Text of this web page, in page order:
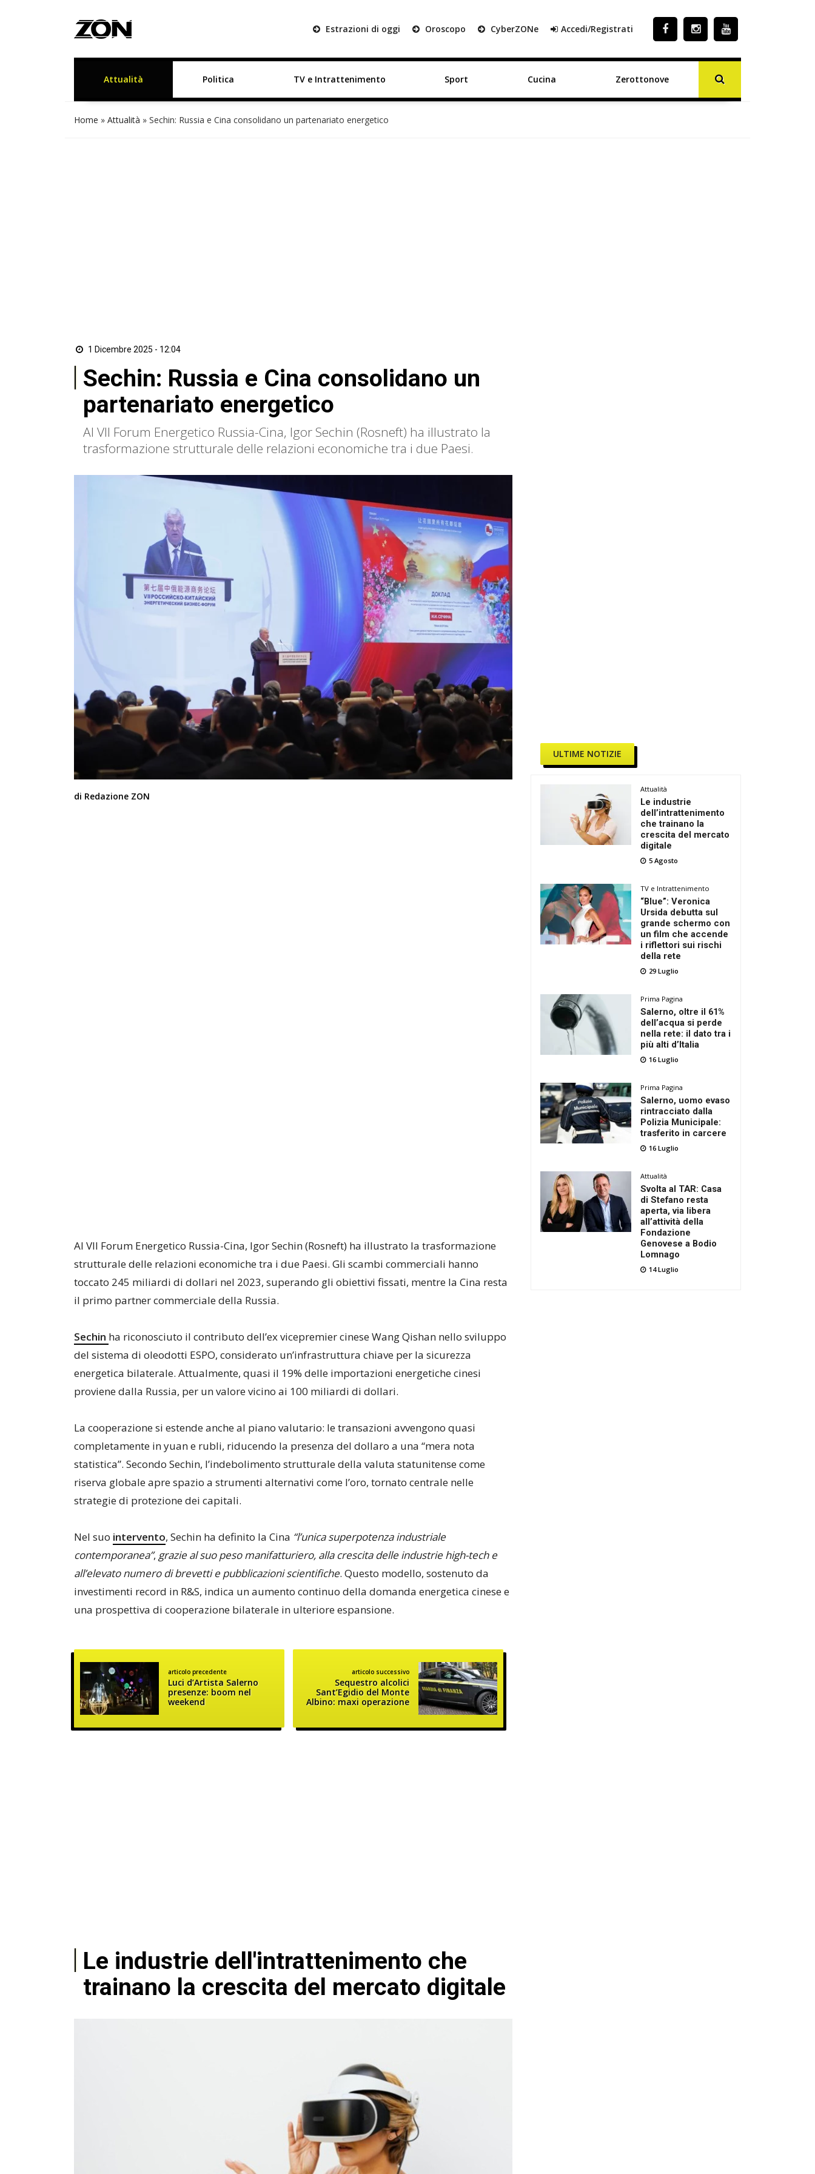
Estrazioni di oggi Oroscopo CyberZONe Accedi/Registrati
Attualità Politica TV e Intrattenimento Sport Cucina Zerottonove
Home » Attualità » Sechin: Russia e Cina consolidano un partenariato energetico
1 Dicembre 2025 - 12:04
Sechin: Russia e Cina consolidano un
partenariato energetico
Al VII Forum Energetico Russia-Cina, Igor Sechin (Rosneft) ha illustrato la
trasformazione strutturale delle relazioni economiche tra i due Paesi.
di Redazione ZON
Al VII Forum Energetico Russia-Cina, Igor Sechin (Rosneft) ha illustrato la trasformazione
strutturale delle relazioni economiche tra i due Paesi. Gli scambi commerciali hanno
toccato 245 miliardi di dollari nel 2023, superando gli obiettivi fissati, mentre la Cina resta
il primo partner commerciale della Russia.
Sechin ha riconosciuto il contributo dell’ex vicepremier cinese Wang Qishan nello sviluppo
del sistema di oleodotti ESPO, considerato un’infrastruttura chiave per la sicurezza
energetica bilaterale. Attualmente, quasi il 19% delle importazioni energetiche cinesi
proviene dalla Russia, per un valore vicino ai 100 miliardi di dollari.
La cooperazione si estende anche al piano valutario: le transazioni avvengono quasi
completamente in yuan e rubli, riducendo la presenza del dollaro a una “mera nota
statistica”. Secondo Sechin, l’indebolimento strutturale della valuta statunitense come
riserva globale apre spazio a strumenti alternativi come l’oro, tornato centrale nelle
strategie di protezione dei capitali.
Nel suo intervento, Sechin ha definito la Cina “l’unica superpotenza industriale
contemporanea”, grazie al suo peso manifatturiero, alla crescita delle industrie high-tech e
all’elevato numero di brevetti e pubblicazioni scientifiche. Questo modello, sostenuto da
investimenti record in R&S, indica un aumento continuo della domanda energetica cinese e
una prospettiva di cooperazione bilaterale in ulteriore espansione.
articolo precedente
Luci d’Artista Salerno
presenze: boom nel
weekend
articolo successivo
Sequestro alcolici
Sant’Egidio del Monte
Albino: maxi operazione
Le industrie dell'intrattenimento che
trainano la crescita del mercato digitale
ULTIME NOTIZIE
Attualità
Le industrie
dell’intrattenimento
che trainano la
crescita del mercato
digitale
5 Agosto
TV e Intrattenimento
“Blue”: Veronica
Ursida debutta sul
grande schermo con
un film che accende
i riflettori sui rischi
della rete
29 Luglio
Prima Pagina
Salerno, oltre il 61%
dell’acqua si perde
nella rete: il dato tra i
più alti d’Italia
16 Luglio
Prima Pagina
Salerno, uomo evaso
rintracciato dalla
Polizia Municipale:
trasferito in carcere
16 Luglio
Attualità
Svolta al TAR: Casa
di Stefano resta
aperta, via libera
all’attività della
Fondazione
Genovese a Bodio
Lomnago
14 Luglio